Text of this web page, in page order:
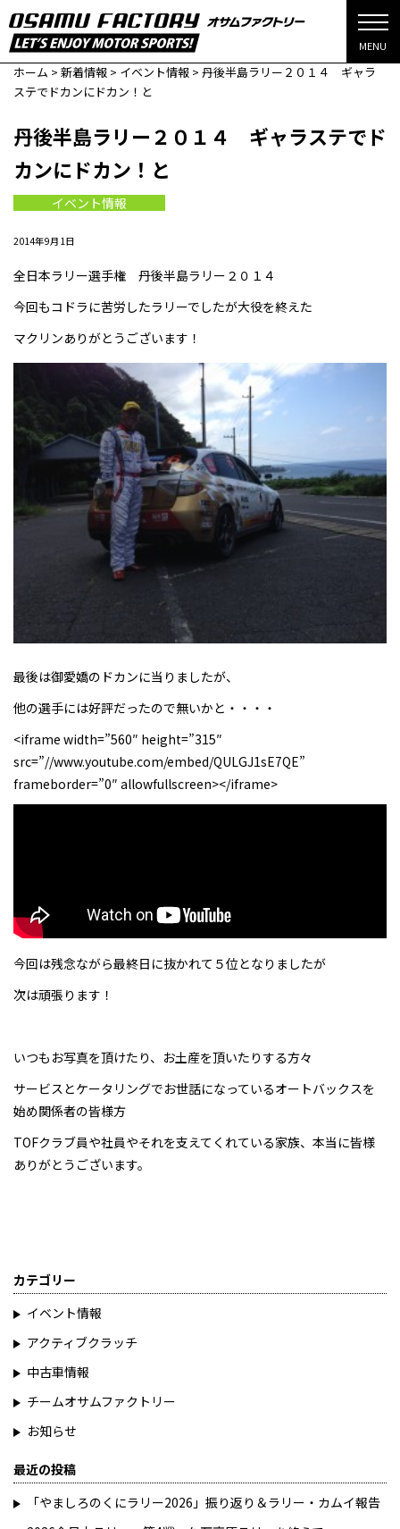
MENU
ホーム > 新着情報 > イベント情報 > 丹後半島ラリー２０１４ ギャラ
ステでドカンにドカン！と
丹後半島ラリー２０１４ ギャラステでド
カンにドカン！と
イベント情報
2014年9月1日
全日本ラリー選手権 丹後半島ラリー２０１４
今回もコドラに苦労したラリーでしたが大役を終えた
マクリンありがとうございます！
最後は御愛嬌のドカンに当りましたが、
他の選手には好評だったので無いかと・・・・
<iframe width=”560″ height=”315″
src=”//www.youtube.com/embed/QULGJ1sE7QE”
frameborder=”0″ allowfullscreen></iframe>
今回は残念ながら最終日に抜かれて５位となりましたが
次は頑張ります！
いつもお写真を頂けたり、お土産を頂いたりする方々
サービスとケータリングでお世話になっているオートバックスを
始め関係者の皆様方
TOFクラブ員や社員やそれを支えてくれている家族、本当に皆様
ありがとうございます。
カテゴリー
イベント情報
アクティブクラッチ
中古車情報
チームオサムファクトリー
お知らせ
最近の投稿
「やましろのくにラリー2026」振り返り＆ラリー・カムイ報告